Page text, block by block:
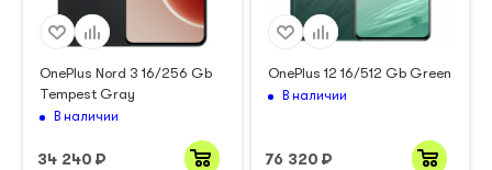
OnePlus Nord 3 16/256 Gb
Tempest Gray
В наличии
34 240 ₽
OnePlus 12 16/512 Gb Green
В наличии
76 320 ₽